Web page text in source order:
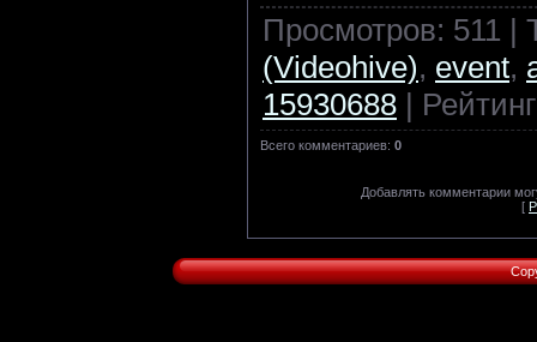
Просмотров: 511 |
(Videohive), event,
15930688 | Рейтинг
Всего комментариев: 0
Добавлять комментарии
[